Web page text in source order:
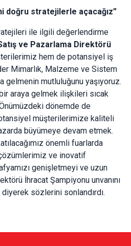
doğru stratejilerle açacağız”
ile ilgili değerlendirme
ve Pazarlama Direktörü
hem de potansiyel iş
Mimarlık, Malzeme ve Sistem
gelmenin mutluluğunu yaşıyoruz.
araya gelmek ilişkileri sıcak
dönemde de
müşterilerimize kaliteli
büyümeye devam etmek.
önemli fuarlarda
ve inovatif
genişletmeyi ve uzun
İhracat Şampiyonu unvanını
sözlerini sonlandırdı.